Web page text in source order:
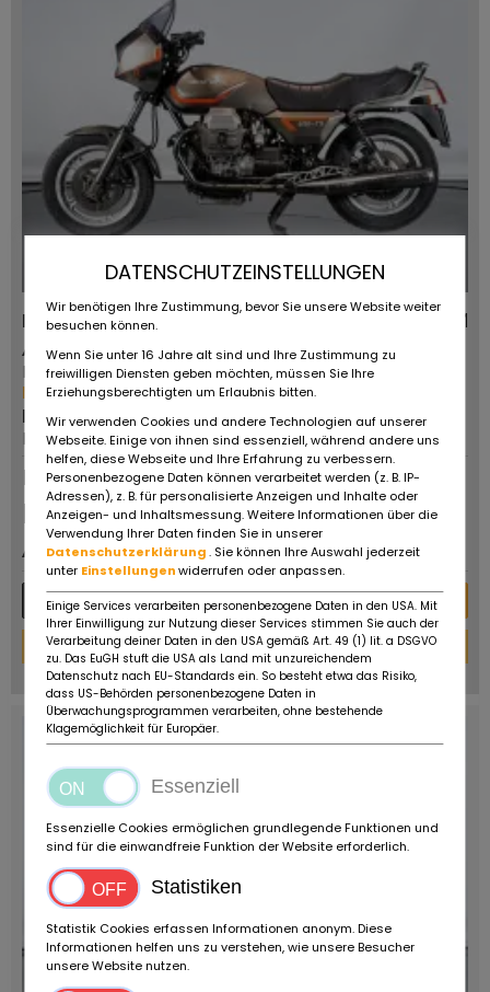
Moto Guzzi T5 0 KM
Anbieter:
Ruote da Sogno
Mehr von diesem Händler
PLZ/Ort:
Reggio Emilia
Fahrzeugtyp:
-
Erstzulassung:
1984
Dauerinserat
Preis auf
Anfrage
Mehr Details Nachricht
Finanzierungs-Rechner
powered bytarifcheck
DATENSCHUTZEINSTELLUNGEN
Wir benötigen Ihre Zustimmung, bevor Sie unsere Website weiter
besuchen können.
Wenn Sie unter 16 Jahre alt sind und Ihre Zustimmung zu
freiwilligen Diensten geben möchten, müssen Sie Ihre
Erziehungsberechtigten um Erlaubnis bitten.
Wir verwenden Cookies und andere Technologien auf unserer
Webseite. Einige von ihnen sind essenziell, während andere uns
helfen, diese Webseite und Ihre Erfahrung zu verbessern.
Personenbezogene Daten können verarbeitet werden (z. B. IP-
Adressen), z. B. für personalisierte Anzeigen und Inhalte oder
Anzeigen- und Inhaltsmessung. Weitere Informationen über die
Verwendung Ihrer Daten finden Sie in unserer
Datenschutzerklärung. Sie können Ihre Auswahl jederzeit
unter Einstellungenwiderrufen oder anpassen.
Einige Services verarbeiten personenbezogene Daten in den USA. Mit
Ihrer Einwilligung zur Nutzung dieser Services stimmen Sie auch der
Verarbeitung deiner Daten in den USA gemäß Art. 49 (1) lit. a DSGVO
zu. Das EuGH stuft die USA als Land mit unzureichendem
Datenschutz nach EU-Standards ein. So besteht etwa das Risiko,
dass US-Behörden personenbezogene Daten in
Überwachungsprogrammen verarbeiten, ohne bestehende
Klagemöglichkeit für Europäer.
Essenziell
Essenzielle Cookies ermöglichen grundlegende Funktionen und
sind für die einwandfreie Funktion der Website erforderlich.
Statistiken
Statistik Cookies erfassen Informationen anonym. Diese
Informationen helfen uns zu verstehen, wie unsere Besucher
unsere Website nutzen.